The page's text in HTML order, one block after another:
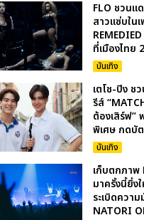
FLO ชวน
สาวแซ่บใน
ที่เมืองไทย
บันเทิง
เตโช-ปิง ช
รีส์
ต้องเสิร์ฟ”
พิเศษ กดบั
บันเทิง
เก็บตกภาพ
มาครั้งนี้ยิ่ง
ระเบิดควา
NATORI